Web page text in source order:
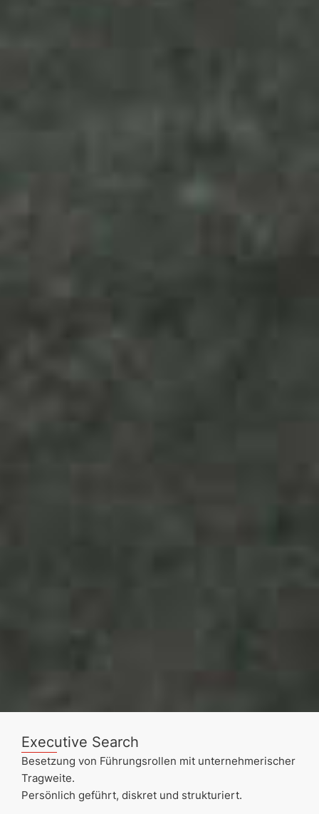
Executive Search
Besetzung von Führungsrollen mit unternehmerischer
Tragweite.
Persönlich geführt, diskret und strukturiert.